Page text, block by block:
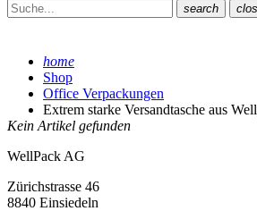
search
home
Shop
Office Verpackungen
Extrem starke Versandtasche aus
Kein Artikel gefunden
WellPack AG
Zürichstrasse 46
8840 Einsiedeln